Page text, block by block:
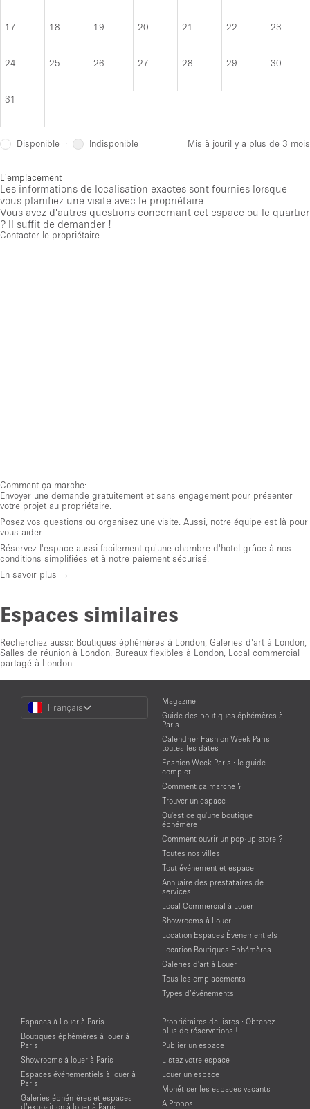
17 18 19 20 21 22 23
24 25 26 27 28 29 30
31
Disponible · Indisponible Mis à jouril y a plus de 3 mois
L'emplacement
Les informations de localisation exactes sont fournies lorsque
vous planifiez une visite avec le propriétaire.
Vous avez d'autres questions concernant cet espace ou le quartier
? Il suffit de demander !
Contacter le propriétaire
Comment ça marche:
Envoyer une demande gratuitement et sans engagement pour présenter
votre projet au propriétaire.
Posez vos questions ou organisez une visite. Aussi, notre équipe est là pour
vous aider.
Réservez l'espace aussi facilement qu'une chambre d'hotel grâce à nos
conditions simplifiées et à notre paiement sécurisé.
En savoir plus →
Espaces similaires
Recherchez aussi: Boutiques éphémères à London Galeries d'art à London
Salles de réunion à London Bureaux flexibles à London Local commercial
partagé à London
Choose
Language
Français
Magazine
Guide des boutiques éphémères à
Paris
Calendrier Fashion Week Paris :
toutes les dates
Fashion Week Paris : le guide
complet
Comment ça marche ?
Trouver un espace
Qu'est ce qu'une boutique
éphémère
Comment ouvrir un pop-up store ?
Toutes nos villes
Tout événement et espace
Annuaire des prestataires de
services
Local Commercial à Louer
Showrooms à Louer
Location Espaces Événementiels
Location Boutiques Ephémères
Galeries d'art à Louer
Tous les emplacements
Types d’événements
Espaces à Louer à Paris
Boutiques éphémères à louer à
Paris
Showrooms à louer à Paris
Espaces événementiels à louer à
Paris
Galeries éphémères et espaces
d’exposition à louer à Paris
Propriétaires de listes : Obtenez
plus de réservations !
Publier un espace
Listez votre espace
Louer un espace
Monétiser les espaces vacants
À Propos